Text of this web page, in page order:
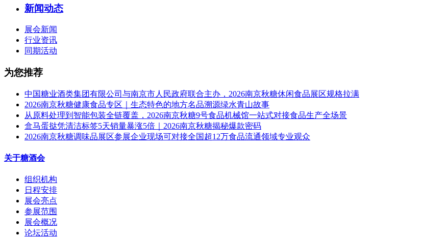
新闻动态
展会新闻
行业资讯
同期活动
为您推荐
中国糖业酒类集团有限公司与南京市人民政府联合主办，2026南京秋糖休闲食品展区规格拉满
2026南京秋糖健康食品专区｜生态特色的地方名品溯源绿水青山故事
从原料处理到智能包装全链覆盖，2026南京秋糖9号食品机械馆一站式对接食品生产全场景
盒马蛋挞凭清洁标签5天销量暴涨5倍｜2026南京秋糖揭秘爆款密码
2026南京秋糖调味品展区参展企业现场可对接全国超12万食品流通领域专业观众
关于糖酒会
组织机构
日程安排
展会亮点
参展范围
展会概况
论坛活动